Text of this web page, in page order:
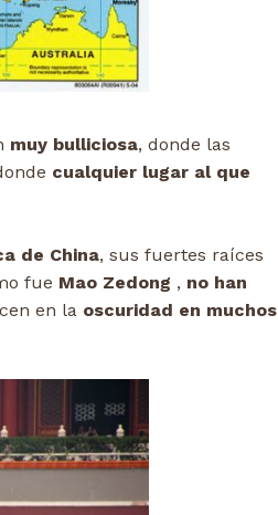
muy bulliciosa, donde las
cualquier lugar al que
de China, sus fuertes raíces
fue Mao Zedong , no han
en la oscuridad en muchos